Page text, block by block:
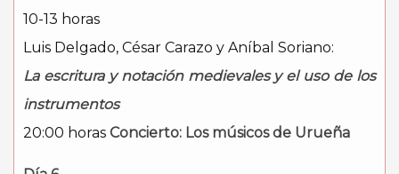
10-13 horas
Luis Delgado, César Carazo y Aníbal Soriano:
La escritura y notación medievales y el uso de los
instrumentos
20:00 horas Concierto: Los músicos de Urueña